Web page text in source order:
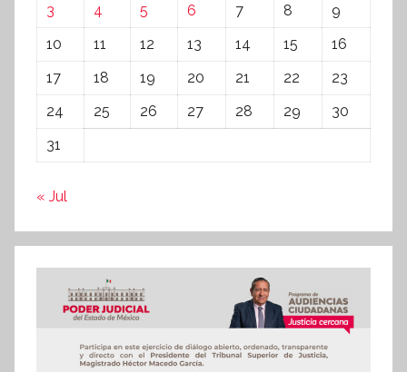
3
4 5 6 7 8
9
10
11 12 13 14 15
16
17
18 19 20 21 22
23
24
25 26 27 28 29
30
31
« Jul